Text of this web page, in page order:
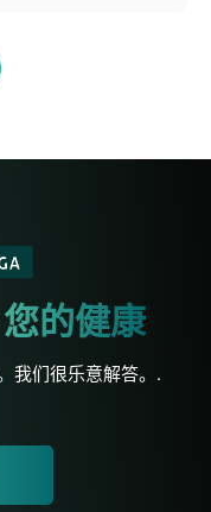
您的健康
我们很乐意解答。.